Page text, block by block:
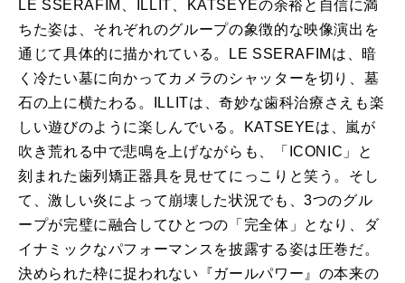
LE SSERAFIM、ILLIT、KATSEYEの余裕と自信に満
ちた姿は、それぞれのグループの象徴的な映像演出を
通じて具体的に描かれている。LE SSERAFIMは、暗
く冷たい墓に向かってカメラのシャッターを切り、墓
石の上に横たわる。ILLITは、奇妙な歯科治療さえも楽
しい遊びのように楽しんでいる。KATSEYEは、嵐が
吹き荒れる中で悲鳴を上げながらも、「ICONIC」と
刻まれた歯列矯正器具を見せてにっこりと笑う。そし
て、激しい炎によって崩壊した状況でも、3つのグル
ープが完璧に融合してひとつの「完全体」となり、ダ
イナミックなパフォーマンスを披露する姿は圧巻だ。
決められた枠に捉われない『ガールパワー』の本来の